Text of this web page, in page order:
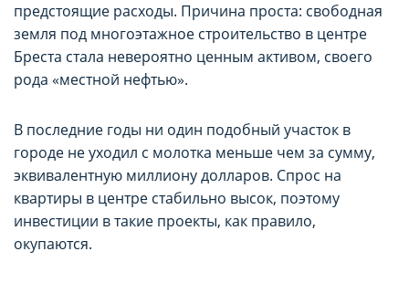
предстоящие расходы. Причина проста: свободная
земля под многоэтажное строительство в центре
Бреста стала невероятно ценным активом, своего
рода «местной нефтью».
В последние годы ни один подобный участок в
городе не уходил с молотка меньше чем за сумму,
эквивалентную миллиону долларов. Спрос на
квартиры в центре стабильно высок, поэтому
инвестиции в такие проекты, как правило,
окупаются.